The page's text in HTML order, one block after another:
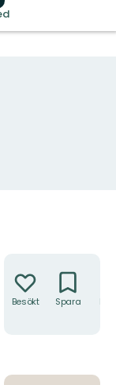
Besökt Spara